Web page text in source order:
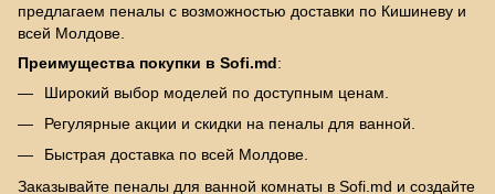
предлагаем пеналы с возможностью доставки по Кишиневу и
всей Молдове.
Преимущества покупки в Sofi.md:
Широкий выбор моделей по доступным ценам.
Регулярные акции и скидки на пеналы для ванной.
Быстрая доставка по всей Молдове.
Заказывайте пеналы для ванной комнаты в Sofi.md и создайте